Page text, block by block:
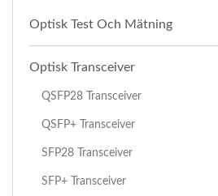
Optisk Test Och Mätning
Optisk Transceiver
QSFP28 Transceiver
QSFP+ Transceiver
SFP28 Transceiver
SFP+ Transceiver